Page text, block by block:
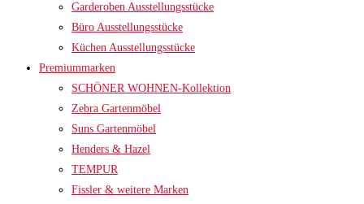
Garderoben Ausstellungsstücke
Büro Ausstellungsstücke
Küchen Ausstellungsstücke
Premiummarken
SCHÖNER WOHNEN-Kollektion
Zebra Gartenmöbel
Suns Gartenmöbel
Henders & Hazel
TEMPUR
Fissler & weitere Marken